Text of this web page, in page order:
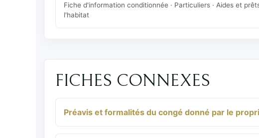
Fiche d'information conditionnée · Particuliers · Aides et
l'habitat
FICHES CONNEXES
Préavis et formalités du congé donné par le